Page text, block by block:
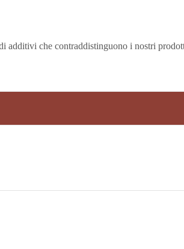
additivi che contraddistinguono i nostri